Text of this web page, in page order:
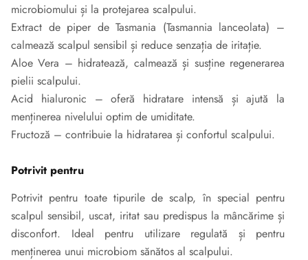
microbiomului și la protejarea scalpului.
Extract de piper de Tasmania (Tasmannia lanceolata) –
calmează scalpul sensibil și reduce senzația de iritație.
Aloe Vera – hidratează, calmează și susține regenerarea
pielii scalpului.
Acid hialuronic – oferă hidratare intensă și ajută la
menținerea nivelului optim de umiditate.
Fructoză – contribuie la hidratarea și confortul scalpului.
Potrivit pentru
Potrivit pentru toate tipurile de scalp, în special pentru
scalpul sensibil, uscat, iritat sau predispus la mâncărime și
disconfort. Ideal pentru utilizare regulată și pentru
menținerea unui microbiom sănătos al scalpului.